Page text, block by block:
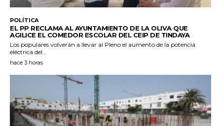
POLÍTICA
EL PP RECLAMA AL AYUNTAMIENTO DE LA OLIVA QUE
AGILICE EL COMEDOR ESCOLAR DEL CEIP DE TINDAYA
Los populares volverán a llevar al Pleno el aumento de la potencia
eléctrica del...
hace 3 horas